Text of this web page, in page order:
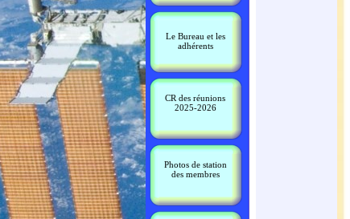
Le Bureau et les
adhérents
CR des réunions
2025-2026
Photos de station
des membres